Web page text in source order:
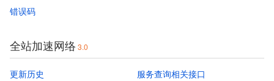
错误码
全站加速网络 3.0
更新历史
服务查询相关接口